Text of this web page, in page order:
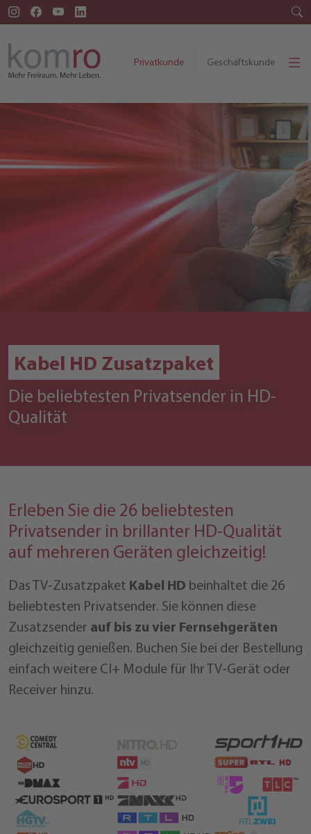
Privatkunde Geschäftskunde
Kabel HD Zusatzpaket
Die beliebtesten Privatsender in HD-
Qualität
Erleben Sie die 26 beliebtesten
Privatsender in brillanter HD-Qualität
auf mehreren Geräten gleichzeitig!
Das TV-Zusatzpaket Kabel HD beinhaltet die 26
beliebtesten Privatsender. Sie können diese
Zusatzsender auf bis zu vier Fernsehgeräten
gleichzeitig genießen. Buchen Sie bei der Bestellung
einfach weitere CI+ Module für Ihr TV-Gerät oder
Receiver hinzu.